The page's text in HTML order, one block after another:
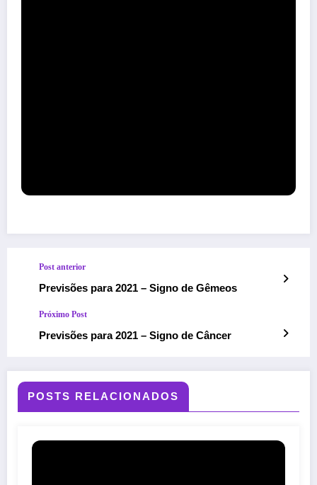
Post anterior
Previsões para 2021 – Signo de Gêmeos
Próximo Post
Previsões para 2021 – Signo de Câncer
POSTS RELACIONADOS